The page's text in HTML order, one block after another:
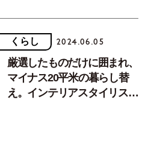
くらし 2024.06.05
厳選したものだけに囲まれ、
マイナス20平米の暮らし替
え。インテリアスタイリス